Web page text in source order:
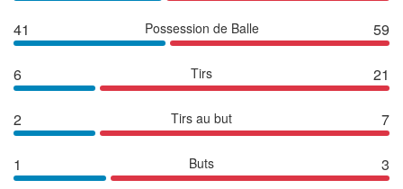
41 Possession de Balle 59
6 Tirs 21
2 Tirs au but 7
1 Buts 3